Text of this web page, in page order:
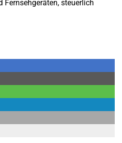
Fernsehgeräten, steuerlich